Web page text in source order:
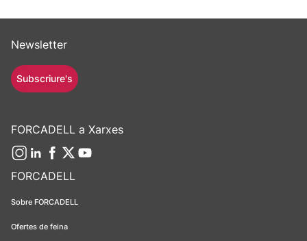
FORCADELL
Sobre FORCADELL
Ofertes de feina
Newsletter
Subscriure's
FORCADELL a Xarxes